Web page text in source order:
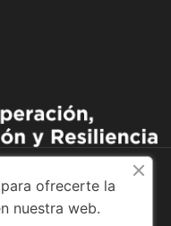
ofrecerte la
nuestra web.